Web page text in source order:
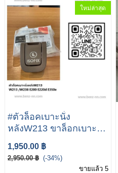
เดส-เบนซ์ (Carbon Cabin
Air Filter)
ใหม่ล่าสุด
#ตัวล็อคเบาะนั่ง
หลังW213 ขาล็อกเบาะนั่ง
เด็กW213 Mercedes
Benz E Class W213
/W238 E200 E220d
1,950.00 ฿
2,950.00 ฿ (-34%)
ขายแล้ว 5